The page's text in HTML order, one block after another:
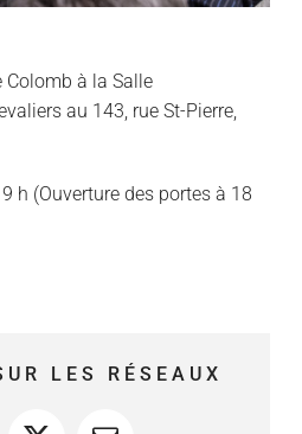
Colomb à la Salle
au 143, rue St-Pierre,
h (Ouverture des portes à 18
LES RÉSEAUX